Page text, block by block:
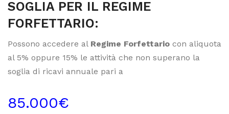
SOGLIA PER IL REGIME
FORFETTARIO:
Possono accedere al Regime Forfettario con aliquota
al 5% oppure 15% le attività che non superano la
soglia di ricavi annuale pari a
85.000€